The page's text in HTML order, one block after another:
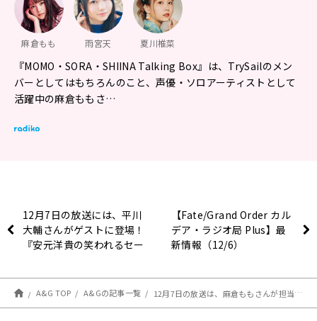
麻倉もも 雨宮天 夏川椎菜
『MOMO・SORA・SHIINA Talking Box』は、TrySailのメン
バーとしてはもちろんのこと、声優・ソロアーティストとして
活躍中の麻倉ももさ…
12月7日の放送には、平川
大輔さんがゲストに登場！
『安元洋貴の笑われるセー
【Fate/Grand Order カル
デア・ラジオ局 Plus】最
新情報（12/6）
A&G TOP A&Gの記事一覧 12月7日の放送は、麻倉ももさんが担当！『MOMO・SORA・SHIINA Talking Box』